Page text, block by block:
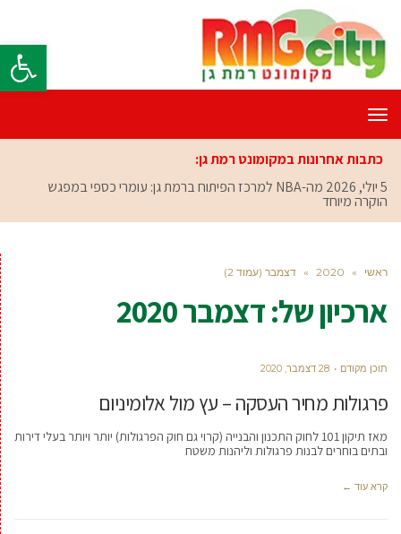
פתח
תפריט
כתבות אחרונות במקומונט רמת גן:
5 יולי, 2026
מה-NBA למרכז הפיתוח ברמת גן: עומרי כספי במפגש
הוקרה מיוחד
ראשי »
2020
» דצמבר (עמוד 2)
ארכיון של:דצמבר 2020
תוכן מקודם 28 דצמבר, 2020
פרגולות מחיר העסקה – עץ מול אלומיניום
מאז תיקון 101 לחוק התכנון והבנייה (קרוי גם חוק הפרגולות) יותר ויותר בעלי דירות
ובתים בוחרים לבנות פרגולות וליהנות משטח
קרא עוד ←